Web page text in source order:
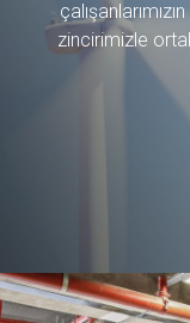
zincirimizle